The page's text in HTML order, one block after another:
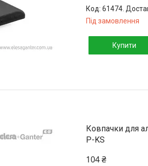
61474.
Під замовлення
Купити
Ковпачки для
P-KS
104 ₴